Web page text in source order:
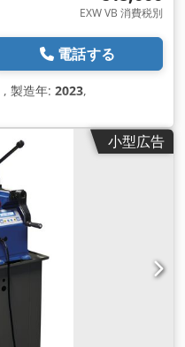
EXW VB 消費税別
電話する
, 製造年: 2023,
小型広告